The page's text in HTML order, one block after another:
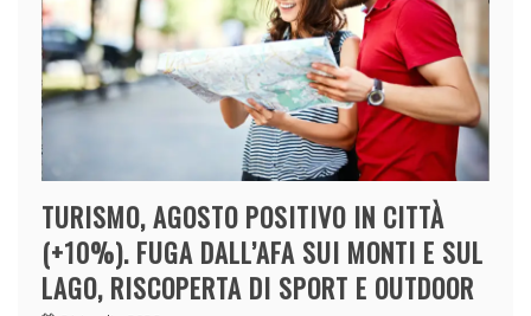
TURISMO, AGOSTO POSITIVO IN CITTÀ
(+10%). FUGA DALL’AFA SUI MONTI E SUL
LAGO, RISCOPERTA DI SPORT E OUTDOOR